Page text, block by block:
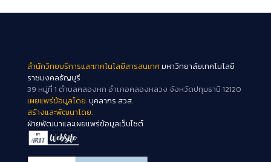
สำนักวิทยบริการและเทคโนโลยีสารสนเทศมหาวิทยาลัยเทคโนโลยี
ราชมงคลธัญบุรี
39 หมู่ที่ 1 ตำบลคลองหก อำเภอคลองหลวง จังหวัดปทุมธานี 12120
เผยแพร่ข้อมูลโดย.บุคลากร สวส.
สร้างและพัฒนาโดย.
ฝ่ายพัฒนาและเผยแพร่ข้อมูลเว็บไซต์